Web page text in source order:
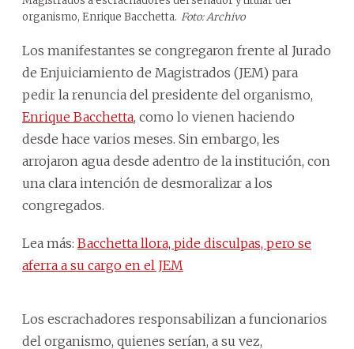
organismo, Enrique Bacchetta. Foto: Archivo
Los manifestantes se congregaron frente al Jurado
de Enjuiciamiento de Magistrados (JEM) para
pedir la renuncia del presidente del organismo,
Enrique Bacchetta, como lo vienen haciendo
desde hace varios meses. Sin embargo, les
arrojaron agua desde adentro de la institución, con
una clara intención de desmoralizar a los
congregados.
Lea más: Bacchetta llora, pide disculpas, pero se
aferra a su cargo en el JEM
Los escrachadores responsabilizan a funcionarios
del organismo, quienes serían, a su vez,